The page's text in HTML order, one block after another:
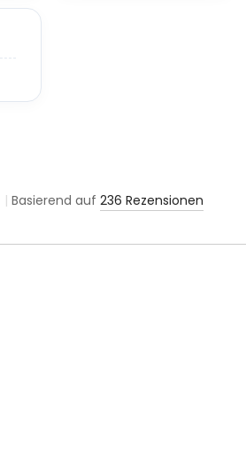
| Basierend auf 236 Rezensionen